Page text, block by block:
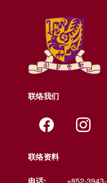
联络我们
联络资料